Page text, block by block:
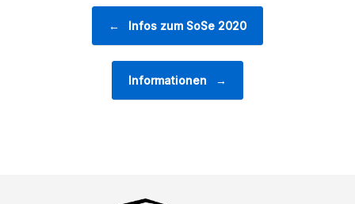
← Infos zum SoSe 2020
Informationen →